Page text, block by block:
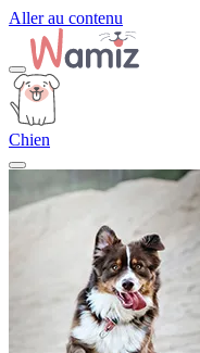
Aller au contenu
Chien